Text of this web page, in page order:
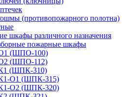
(противопожарного полотна)
шкафы различного назначения
пожарные шкафы
(ШПО-100)
(ШПО-112)
(ШПК-310)
О1 (ШПК-315)
О2 (ШПК-320)